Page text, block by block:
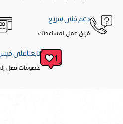
دعم فنى سريع
فريق عمل لمساعدتك
تابعنا على
خصومات تصل إلى